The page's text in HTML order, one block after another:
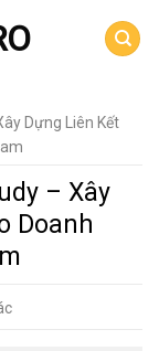
Dựng Liên Kết
– Xây
Doanh